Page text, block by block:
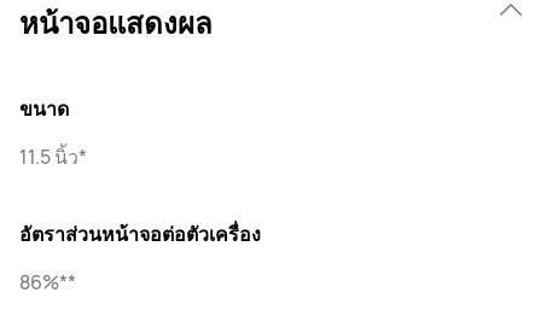
หน้าจอแสดงผล
ขนาด
11.5 นิ้ว*
อัตราส่วนหน้าจอต่อตัวเครื่อง
86%**